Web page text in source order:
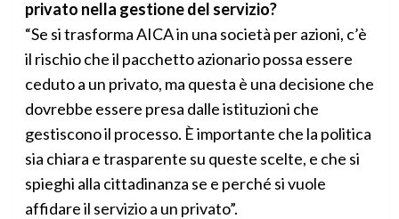
privato nella gestione del servizio?
“Se si trasforma AICA in una società per azioni, c’è
il rischio che il pacchetto azionario possa essere
ceduto a un privato, ma questa è una decisione che
dovrebbe essere presa dalle istituzioni che
gestiscono il processo. È importante che la politica
sia chiara e trasparente su queste scelte, e che si
spieghi alla cittadinanza se e perché si vuole
affidare il servizio a un privato”.